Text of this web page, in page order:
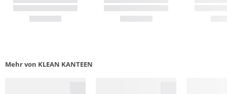
Mehr von KLEAN KANTEEN